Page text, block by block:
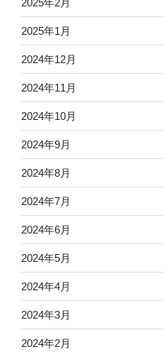
2025年1月
2024年12月
2024年11月
2024年10月
2024年9月
2024年8月
2024年7月
2024年6月
2024年5月
2024年4月
2024年3月
2024年2月